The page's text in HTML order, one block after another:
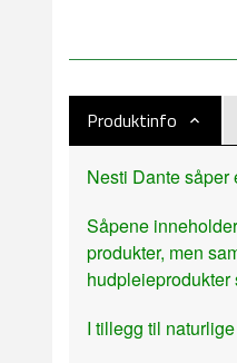
Produktinfo
Nesti Dante
Såpene
produkter, men
I tillegg til